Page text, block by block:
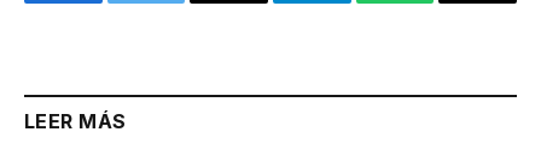
LEER MÁS